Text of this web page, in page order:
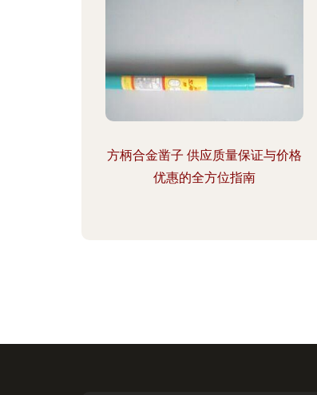
方柄合金凿子 供应质量保证与价格
优惠的全方位指南